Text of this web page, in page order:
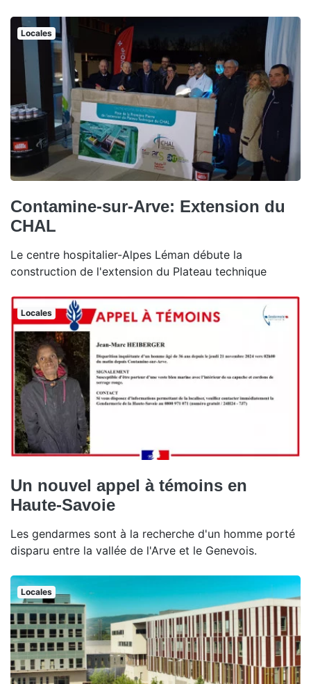
Locales
Contamine-sur-Arve: Extension du
CHAL
Le centre hospitalier-Alpes Léman débute la
construction de l'extension du Plateau technique
Locales
Un nouvel appel à témoins en
Haute-Savoie
Les gendarmes sont à la recherche d'un homme porté
disparu entre la vallée de l'Arve et le Genevois.
Locales